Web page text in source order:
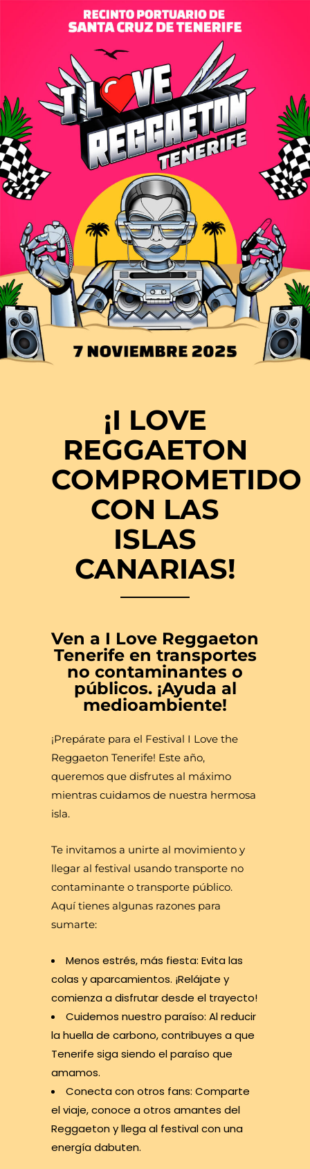
¡I LOVE
REGGAETON
COMPROMETIDO
CON LAS
ISLAS
CANARIAS!
Ven a I Love Reggaeton
Tenerife en transportes
no contaminantes o
públicos. ¡Ayuda al
medioambiente!
¡Prepárate para el Festival I Love the
Reggaeton Tenerife! Este año,
queremos que disfrutes al máximo
mientras cuidamos de nuestra hermosa
isla.
Te invitamos a unirte al movimiento y
llegar al festival usando transporte no
contaminante o transporte público.
Aquí tienes algunas razones para
sumarte:
Menos estrés, más fiesta: Evita las
colas y aparcamientos. ¡Relájate y
comienza a disfrutar desde el trayecto!
Cuidemos nuestro paraíso: Al reducir
la huella de carbono, contribuyes a que
Tenerife siga siendo el paraíso que
amamos.
Conecta con otros fans: Comparte
el viaje, conoce a otros amantes del
Reggaeton y llega al festival con una
energía dabuten.